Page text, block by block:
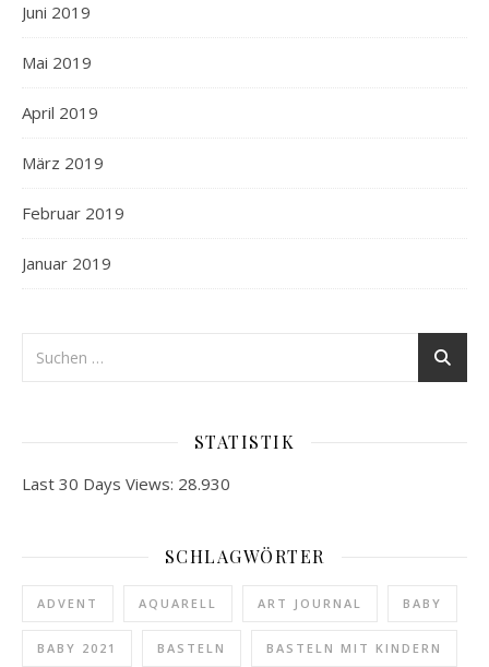
Juni 2019
Mai 2019
April 2019
März 2019
Februar 2019
Januar 2019
STATISTIK
Last 30 Days Views: 28.930
SCHLAGWÖRTER
ADVENT AQUARELL ART JOURNAL BABY
BABY 2021 BASTELN BASTELN MIT KINDERN